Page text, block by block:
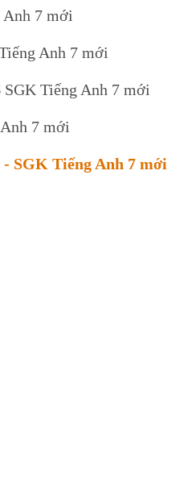
7 mới
Anh 7 mới
Tiếng Anh 7 mới
7 mới
SGK Tiếng Anh 7 mới